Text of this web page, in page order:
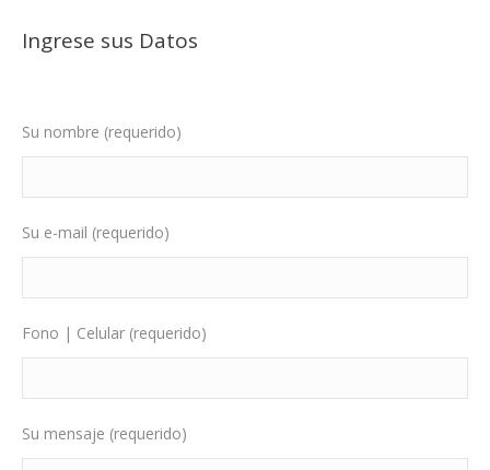
Ingrese sus Datos
Su nombre (requerido)
Su e-mail (requerido)
Fono | Celular (requerido)
Su mensaje (requerido)